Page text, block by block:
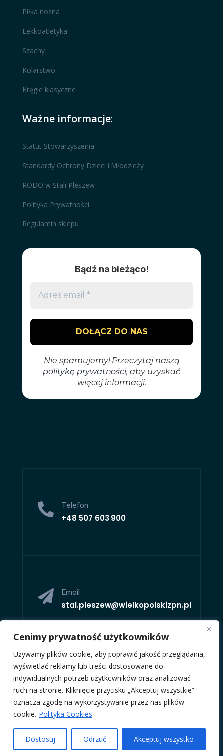
Cenimy prywatność użytkowników
Używamy plików cookie, aby poprawić jakość przeglądania,
wyświetlać reklamy lub treści dostosowane do
indywidualnych potrzeb użytkowników oraz analizować
ruch na stronie. Kliknięcie przycisku „Akceptuj wszystkie”
oznacza zgodę na wykorzystywanie przez nas plików
cookie. Polityka Cookies
Dostosuj Odrzuć Akceptuj wszystko
Piłka nożna
Lekkoatletyka
Szachy
Kolarstwo
Kręgle klasyczne
Ważne informacje:
Statut Stowarzyszenia
Standardy Ochrony Dzieci i Młodzieży
RODO w Stali Pleszew
Polityka Prywatności
Regulamin sklepu
 Telefon
+48 507 603 900
 Email
stal.pleszew@wielkopolskizpn.pl
 Adres
Al. Mickiewicza 6,63-300
Pleszew